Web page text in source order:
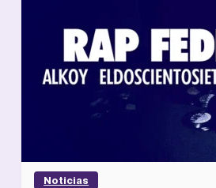
Noticias